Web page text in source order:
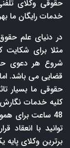
حقوقی وکلای
خدمات رایگان ما
در دنیای علم
مثلا برای شکایت
شروع هر دعوی
قضایی می باشد.
حقوقی ما بسیار
کلیه خدمات
48 ساعت برای
توانید با انعقاد
برترین وکلای